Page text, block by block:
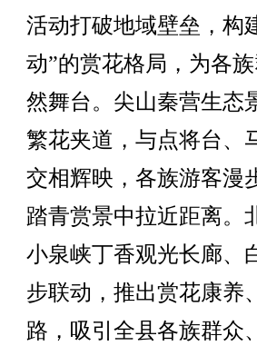
活动打破地域壁垒，构
动”的赏花格局，为各
然舞台。尖山秦营生态
繁花夹道，与点将台、
交相辉映，各族游客漫
踏青赏景中拉近距离。
小泉峡丁香观光长廊、
步联动，推出赏花康养
路，吸引全县各族群众